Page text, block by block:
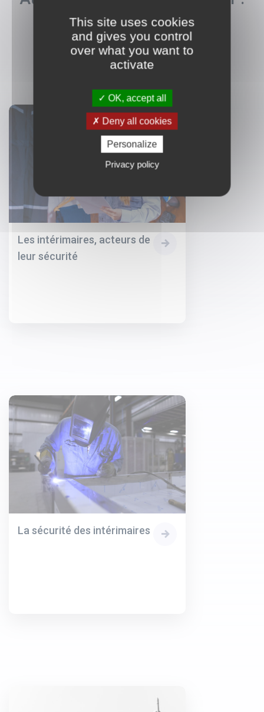
La sécurité en intérim
Les intérimaires, acteurs de
leur sécurité
La sécurité des intérimaires
This site uses cookies
and gives you control
over what you want to
activate
OK, accept all
Deny all cookies
Personalize
Privacy policy